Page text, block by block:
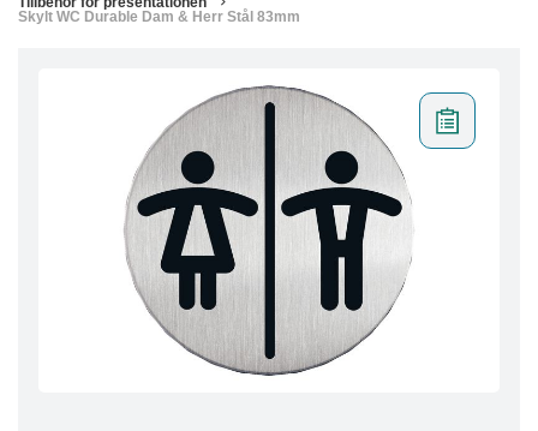
Skylt WC Durable Dam & Herr Stål 83mm